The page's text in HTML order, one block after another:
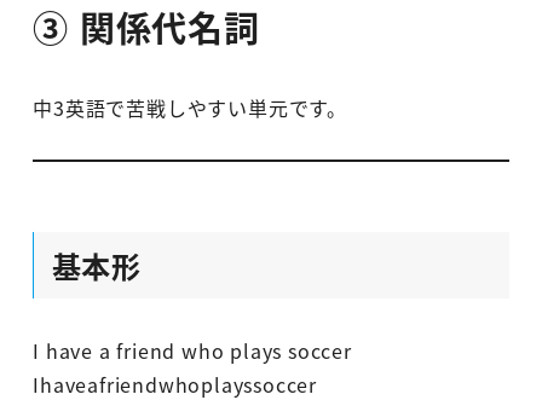
③ 関係代名詞
中3英語で苦戦しやすい単元です。
基本形
I have a friend who plays soccer
Ihaveafriendwhoplayssoccer